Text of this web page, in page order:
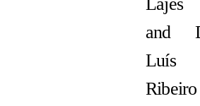
and
Luís
Ribeiro